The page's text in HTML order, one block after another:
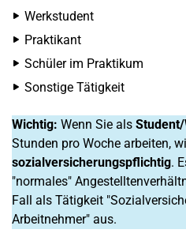
Werkstudent
Praktikant
Schüler im Praktikum
Sonstige Tätigkeit
Wichtig: Wenn Sie als Student/
Stunden pro Woche arbeiten,
sozialversicherungspflichtig.
"normales"
Fall als Tätigkeit
Arbeitnehmer" aus.